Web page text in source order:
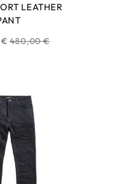
LEATHER
Prix
480,00 €